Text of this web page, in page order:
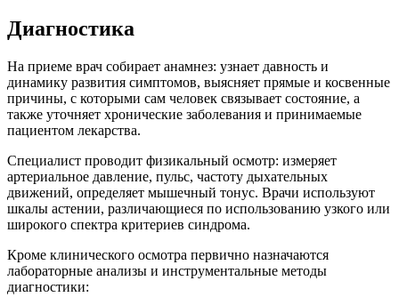
Диагностика
На приеме врач собирает анамнез: узнает давность и
динамику развития симптомов, выясняет прямые и косвенные
причины, с которыми сам человек связывает состояние, а
также уточняет хронические заболевания и принимаемые
пациентом лекарства.
Специалист проводит физикальный осмотр: измеряет
артериальное давление, пульс, частоту дыхательных
движений, определяет мышечный тонус. Врачи используют
шкалы астении, различающиеся по использованию узкого или
широкого спектра критериев синдрома.
Кроме клинического осмотра первично назначаются
лабораторные анализы и инструментальные методы
диагностики: